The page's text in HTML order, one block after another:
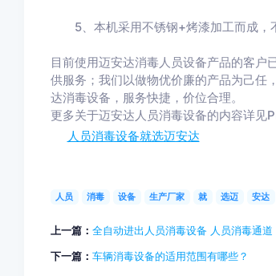
5、本机采用不锈钢+烤漆加工而成，
目前使用迈安达消毒人员设备产品的客户
供服务；我们以做物优价廉的产品为己任
达消毒设备，服务快捷，价位合理。
更多关于迈安达人员消毒设备的内容详见
人员消毒设备就选迈安达
人员 消毒 设备 生产厂家 就 选迈 安达
上一篇： 全自动进出人员消毒设备 人员消毒通道
下一篇： 车辆消毒设备的适用范围有哪些？